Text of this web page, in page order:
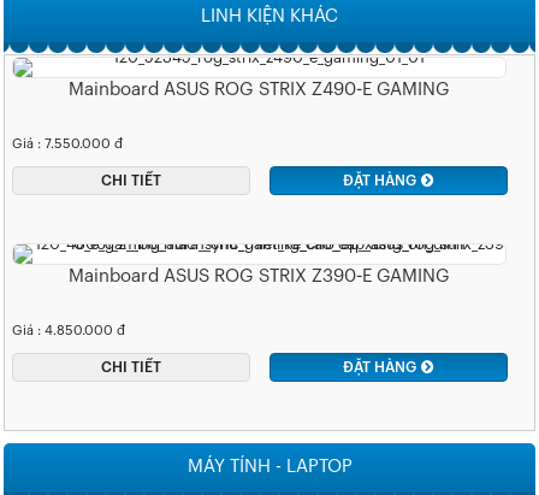
LINH KIỆN KHÁC
Mainboard ASUS ROG STRIX Z490-E GAMING
Giá : 7.550.000 đ
CHI TIẾT ĐẶT HÀNG
Mainboard ASUS ROG STRIX Z390-E GAMING
Giá : 4.850.000 đ
CHI TIẾT ĐẶT HÀNG
MÁY TÍNH - LAPTOP